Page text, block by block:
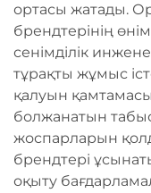
ортасы жатады.
брендтерінің
сенімділік
тұрақты жұмыс
қалуын
болжанатын
жоспарларын
брендтері
оқыту